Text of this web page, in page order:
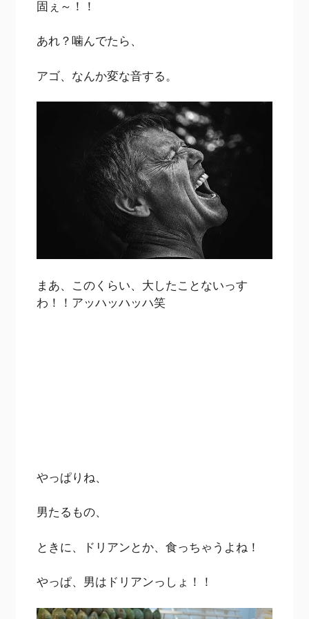
固ぇ～！！
あれ？噛んでたら、
アゴ、なんか変な音する。
まあ、このくらい、大したことないっす
わ！！アッハッハッハ笑
やっぱりね、
男たるもの、
ときに、ドリアンとか、食っちゃうよね！
やっぱ、男はドリアンっしょ！！